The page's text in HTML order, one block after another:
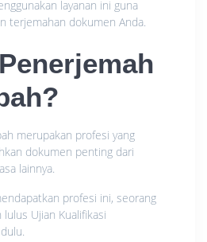
layanan ini guna
terjemahan dokumen Anda.
merupakan profesi yang
dokumen penting dari
lainnya.
profesi ini, seorang
Ujian Kualifikasi